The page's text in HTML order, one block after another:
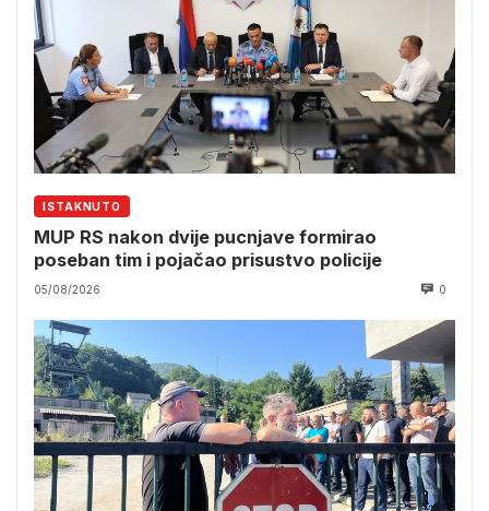
ISTAKNUTO
MUP RS nakon dvije pucnjave formirao
poseban tim i pojačao prisustvo policije
05/08/2026 0